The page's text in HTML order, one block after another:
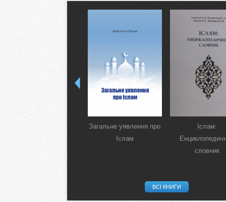
Загальне уявлення про
Іслам
Іслам:
словник
ВСІ КНИГИ